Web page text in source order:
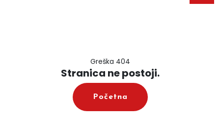
Greška 404
Stranica ne postoji.
Početna